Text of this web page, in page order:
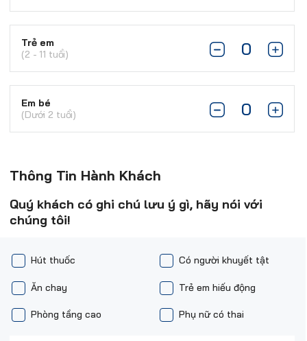
Trẻ em
(2 - 11 tuổi)
Em bé
(Dưới 2 tuổi)
Thông Tin Hành Khách
Quý khách có ghi chú lưu ý gì, hãy nói với
chúng tôi!
Hút thuốc
Phòng tầng cao
Trẻ em hiếu động
Ăn chay
Có người khuyết tật
Phụ nữ có thai